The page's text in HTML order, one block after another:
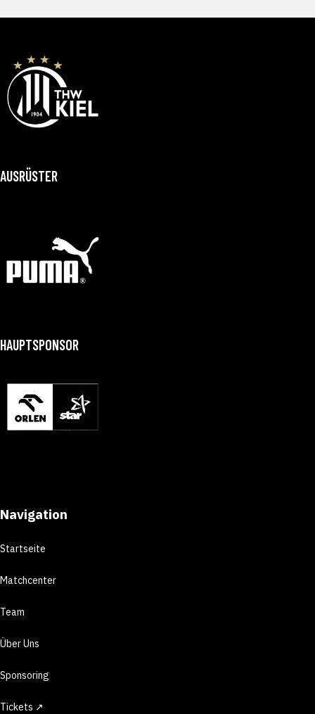
AUSRÜSTER
HAUPTSPONSOR
Navigation
Startseite
Matchcenter
Team
Über Uns
Sponsoring
Tickets ↗